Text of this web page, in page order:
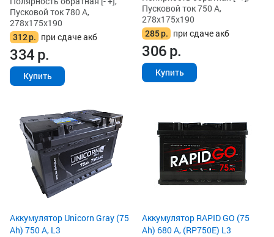
Пусковой ток 780 А,
278x175x190
312р. при сдаче акб
334р.
Купить
Пусковой ток 750 А,
278x175x190
285р. при сдаче акб
306р.
Купить
Аккумулятор Unicorn Gray (75
Ah) 750 А, L3
Аккумулятор RAPID GO (75
Ah) 680 А, (RP750E) L3